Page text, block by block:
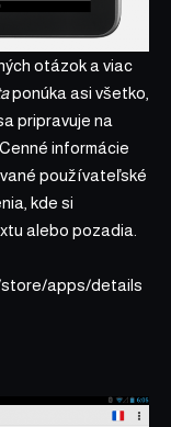
otázok a viac
ponúka asi všetko,
pripravuje na
informácie
používateľské
kde si
alebo pozadia.
store/apps/details